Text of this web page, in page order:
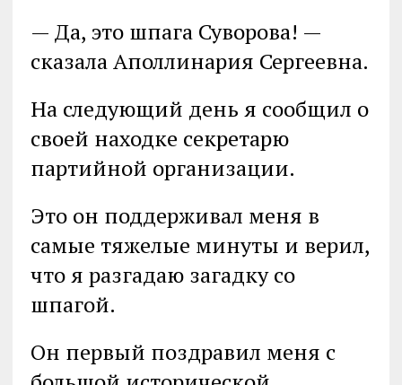
— Да, это шпага Суворова! —
сказала Аполлинария Сергеевна.
На следующий день я сообщил о
своей находке секретарю
партийной организации.
Это он поддерживал меня в
самые тяжелые минуты и верил,
что я разгадаю загадку со
шпагой.
Он первый поздравил меня с